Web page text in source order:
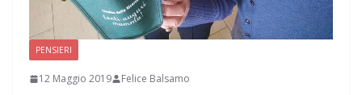
PENSIERI
12 Maggio 2019 Felice Balsamo